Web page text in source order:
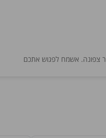
צפונה. אשמח לפגוש אתכם